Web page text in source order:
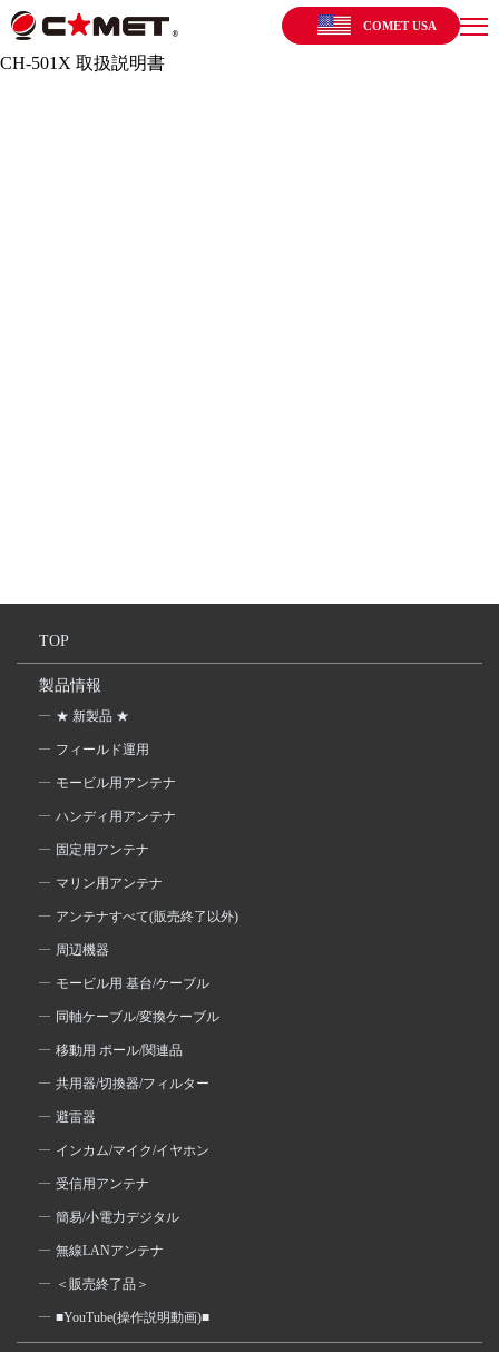
COMET USA
CH-501X 取扱説明書
TOP
製品情報
★ 新製品 ★
フィールド運用
モービル用アンテナ
ハンディ用アンテナ
固定用アンテナ
マリン用アンテナ
アンテナすべて(販売終了以外)
周辺機器
モービル用 基台/ケーブル
同軸ケーブル/変換ケーブル
移動用 ポール/関連品
共用器/切換器/フィルター
避雷器
インカム/マイク/イヤホン
受信用アンテナ
簡易/小電力デジタル
無線LANアンテナ
＜販売終了品＞
■YouTube(操作説明動画)■